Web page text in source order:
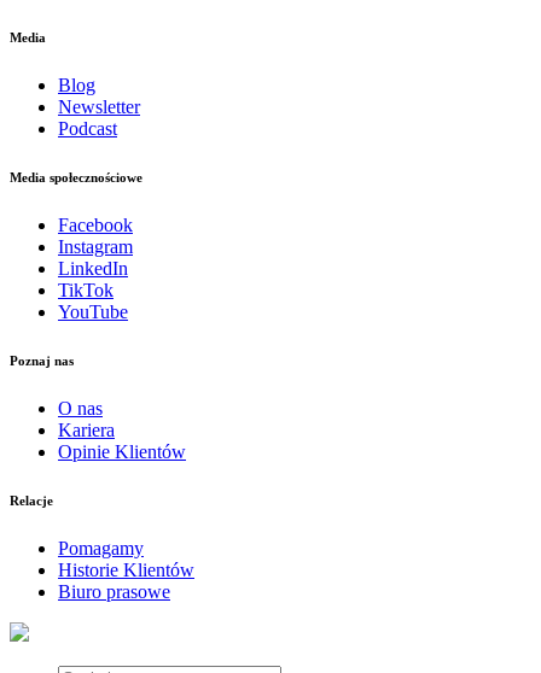
Media
Blog
Newsletter
Podcast
Media społecznościowe
Facebook
Instagram
LinkedIn
TikTok
YouTube
Poznaj nas
O nas
Kariera
Opinie Klientów
Relacje
Pomagamy
Historie Klientów
Biuro prasowe